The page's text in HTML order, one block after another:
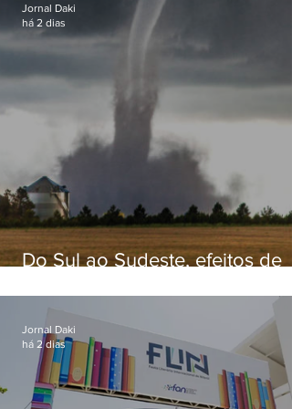
Do Sul ao Sudeste, efeitos de
apreensão na população
Jornal Daki
há 2 dias
Jornal Daki
há 2 dias